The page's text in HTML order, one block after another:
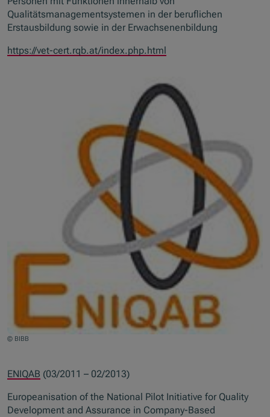
Qualitätsmanagementsystemen in der beruflichen
Erstausbildung sowie in der Erwachsenenbildung
https://vet-cert.rqb.at/index.php.html
© BIBB
ENIQAB (03/2011 – 02/2013)
Europeanisation of the National Pilot Initiative for Quality
Development and Assurance in Company-Based